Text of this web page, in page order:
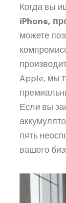
Когда вы
iPhone,
можете
Apple, мы
Если вы
пять
вашего